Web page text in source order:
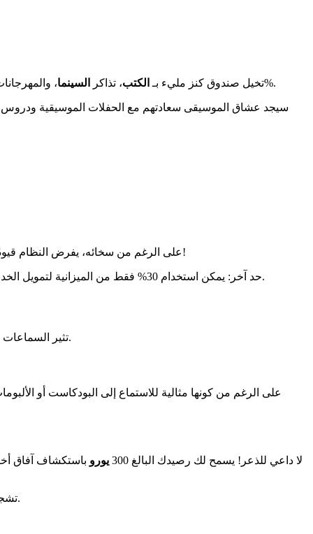
تخيل صندوق كنز مليء بـ الكتب، تذاكر السينما، تحول هذه الصورة إلى واقع. تقدم دور السينما الشريكة عروضًا بخصم 50%، بينما تقدم المكتبات المتعاقدة خصم يصل إلى 20%.
سيجد عشاق الموسيقى سعادتهم مع الحفلات الموسيقية ودروس
على الرغم من سخائه، يفرض النظامالتقنية مثل الحواسيب أو سماعات الرأس عالية الجودة مؤهلة. حتى الكتب المدرسية تبقى مستثناة - للأسف للطلاب!
حد آخر: يمكن استخدام 30% فقط من الميزانية لتمويل الخدمات الرقمية. إنها طريقة لتفضيل التجارب الملموسة. احتفظ بذلك في ذهنك لتجنب المفاجآت السيئة عند الدفع، خاصة عند.
تثيرتقدم توضيحات حاسمة.
لا داعي للذعر! يسمح لك رصيدك البالغ 300 يورو باستكشاف آفاق
للمشاركة في ممارسات إبداعية أو لدعم الفنانين مباشرة.